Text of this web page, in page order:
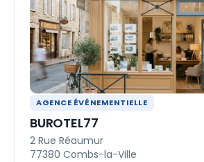
AGENCE ÉVÉNEMENTIELLE
BUROTEL77
2 Rue Réaumur
77380 Combs-la-Ville